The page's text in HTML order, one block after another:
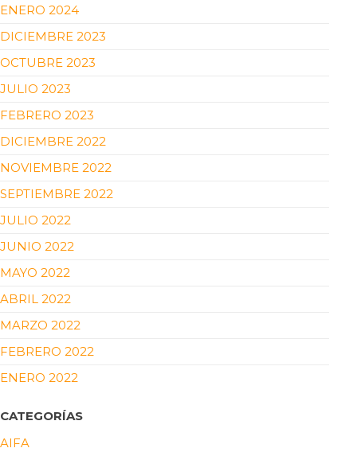
ENERO 2024
DICIEMBRE 2023
OCTUBRE 2023
JULIO 2023
FEBRERO 2023
DICIEMBRE 2022
NOVIEMBRE 2022
SEPTIEMBRE 2022
JULIO 2022
JUNIO 2022
MAYO 2022
ABRIL 2022
MARZO 2022
FEBRERO 2022
ENERO 2022
CATEGORÍAS
AIFA